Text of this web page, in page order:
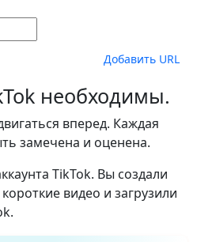
Добавить URL
необходимы.
вперед. Каждая
замечена и оценена.
TikTok. Вы создали
видео и загрузили